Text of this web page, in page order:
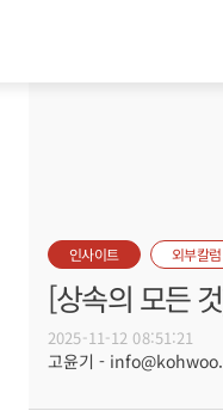
인사이트 외부칼럼
[상속의 모든
2025-11-12 08:51:21
고윤기 -